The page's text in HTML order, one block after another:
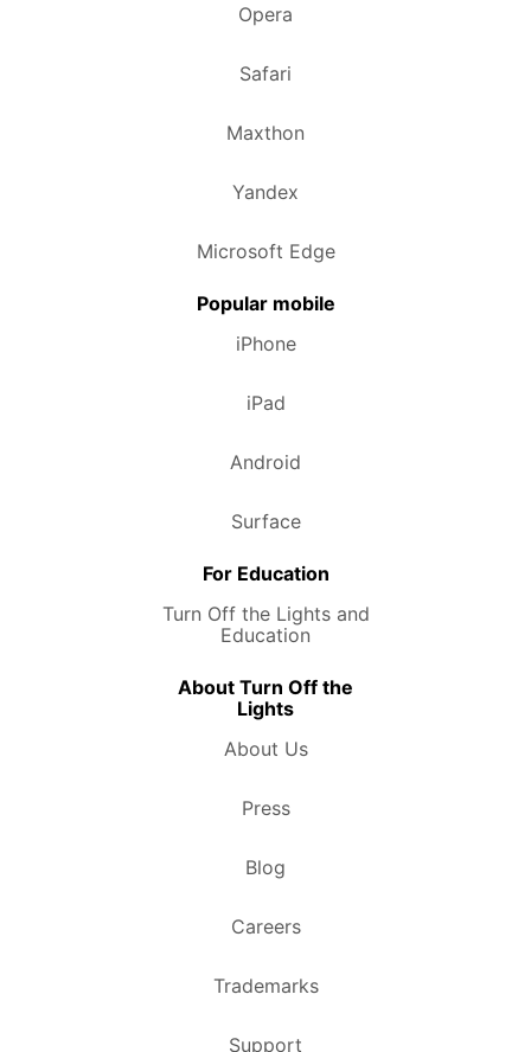
Opera
Safari
Maxthon
Yandex
Microsoft Edge
Popular mobile
iPhone
iPad
Android
Surface
For Education
Turn Off the Lights and
Education
About Turn Off the
Lights
About Us
Press
Blog
Careers
Trademarks
Support